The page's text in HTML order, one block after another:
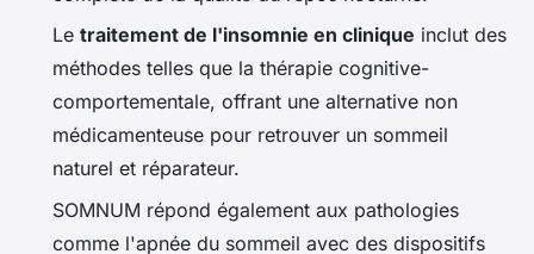
Le traitement de l'insomnie en clinique inclut des
méthodes telles que la thérapie cognitive-
comportementale, offrant une alternative non
médicamenteuse pour retrouver un sommeil
naturel et réparateur.
SOMNUM répond également aux pathologies
comme l'apnée du sommeil avec des dispositifs